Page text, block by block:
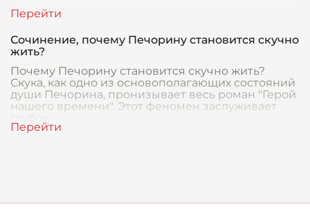
Сочинение, почему Печорину становится скучно
жить?
Почему Печорину становится скучно жить?
Скука, как одно из основополагающих состояний
души Печорина, пронизывает весь роман "Герой
нашего времени". Этот феномен заслуживает
глубок